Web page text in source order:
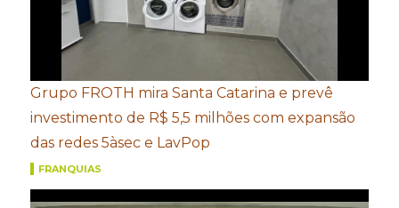
Grupo FROTH mira Santa Catarina e prevê
investimento de R$ 5,5 milhões com expansão
das redes 5àsec e LavPop
FRANQUIAS